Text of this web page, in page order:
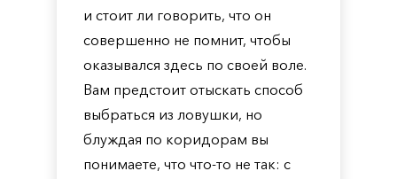
и стоит ли говорить, что он
совершенно не помнит, чтобы
оказывался здесь по своей воле.
Вам предстоит отыскать способ
выбраться из ловушки, но
блуждая по коридорам вы
понимаете, что что-то не так: с